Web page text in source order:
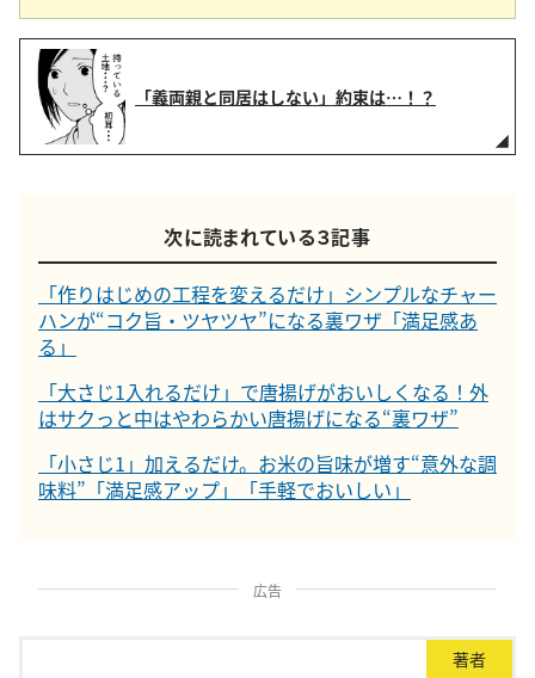
「義両親と同居はしない」約束は…！？
次に読まれている３記事
「作りはじめの工程を変えるだけ」シンプルなチャー
ハンが“コク旨・ツヤツヤ”になる裏ワザ「満足感あ
る」
「大さじ1入れるだけ」で唐揚げがおいしくなる！外
はサクっと中はやわらかい唐揚げになる“裏ワザ”
「小さじ1」加えるだけ。お米の旨味が増す“意外な調
味料”「満足感アップ」「手軽でおいしい」
広告
著者